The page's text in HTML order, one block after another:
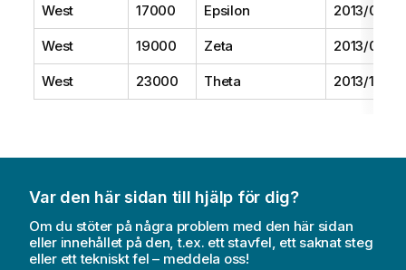
West 17000 Epsilon 2013/09/01
West 19000 Zeta 2013/06/01
West 23000 Theta 2013/12/01
Var den här sidan till hjälp för dig?
Om du stöter på några problem med den här sidan
eller innehållet på den, t.ex. ett stavfel, ett saknat steg
eller ett tekniskt fel – meddela oss!